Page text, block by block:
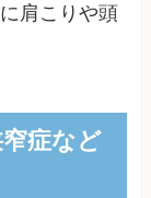
肩こりや頭
症など